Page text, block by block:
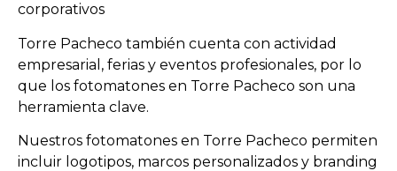
corporativos
Torre Pacheco también cuenta con actividad
empresarial, ferias y eventos profesionales, por lo
que los fotomatones en Torre Pacheco son una
herramienta clave.
Nuestros fotomatones en Torre Pacheco permiten
incluir logotipos, marcos personalizados y branding